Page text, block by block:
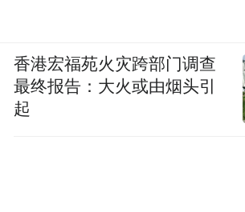
香港宏福苑火灾跨部门调查
最终报告：大火或由烟头引
起